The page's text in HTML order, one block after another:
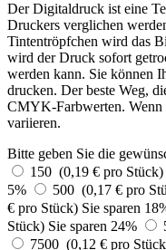
Der Digitaldruck ist eine
Druckers verglichen
Tintentröpfchen wird das
wird der Druck sofort
werden kann. Sie können
drucken. Der beste Weg,
CMYK-Farbwerten. Wenn
variieren.
Bitte geben Sie die
150 (0,19 € pro Stück)
5%
500 (0,17 € pro
€ pro Stück) Sie sparen
Stück) Sie sparen 24%
7500 (0,12 € pro